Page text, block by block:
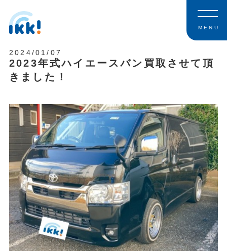
MENU
2024/01/07
2023年式ハイエースバン買取させて頂
きました！